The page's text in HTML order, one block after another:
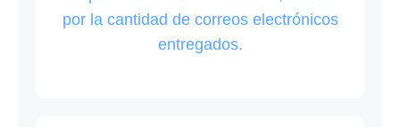
por la cantidad de correos electrónicos
entregados.